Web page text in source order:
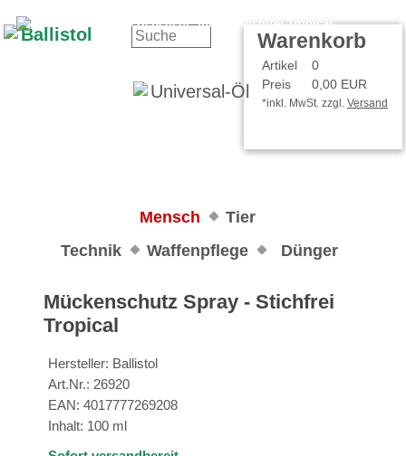
Warenkorb
Artikel
0
Preis
0,00 EUR
*inkl. MwSt. zzgl. Versand
Mensch
Tier
Technik
Waffenpflege Dünger
Mückenschutz Spray - Stichfrei
Tropical
Hersteller: Ballistol
Art.Nr.: 26920
EAN: 4017777269208
Inhalt: 100 ml